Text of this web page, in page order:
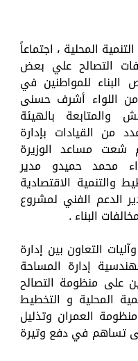
المحلية ، اجتماعاً
التصالح علي بعض
البناء للمواطنين في
اللواء أشرف حسنى
والمتابعة بالهيئة
من القيادات بإدارة
شعت مساعد الوزيرة
محمد حميدو مدير
والتنمية الاقتصادية
الدعم الفني لمشروع
البناء .
التعاون بين إدارة
إدارة المساحة
على منظومة التصالح
المحلية و التخطيط
العمران وتذليل
تساهم في دفع وتيرة